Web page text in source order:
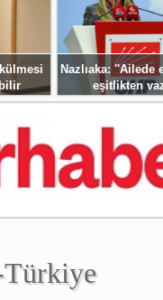
Nazlıaka:
eşitlikten
Türkiye